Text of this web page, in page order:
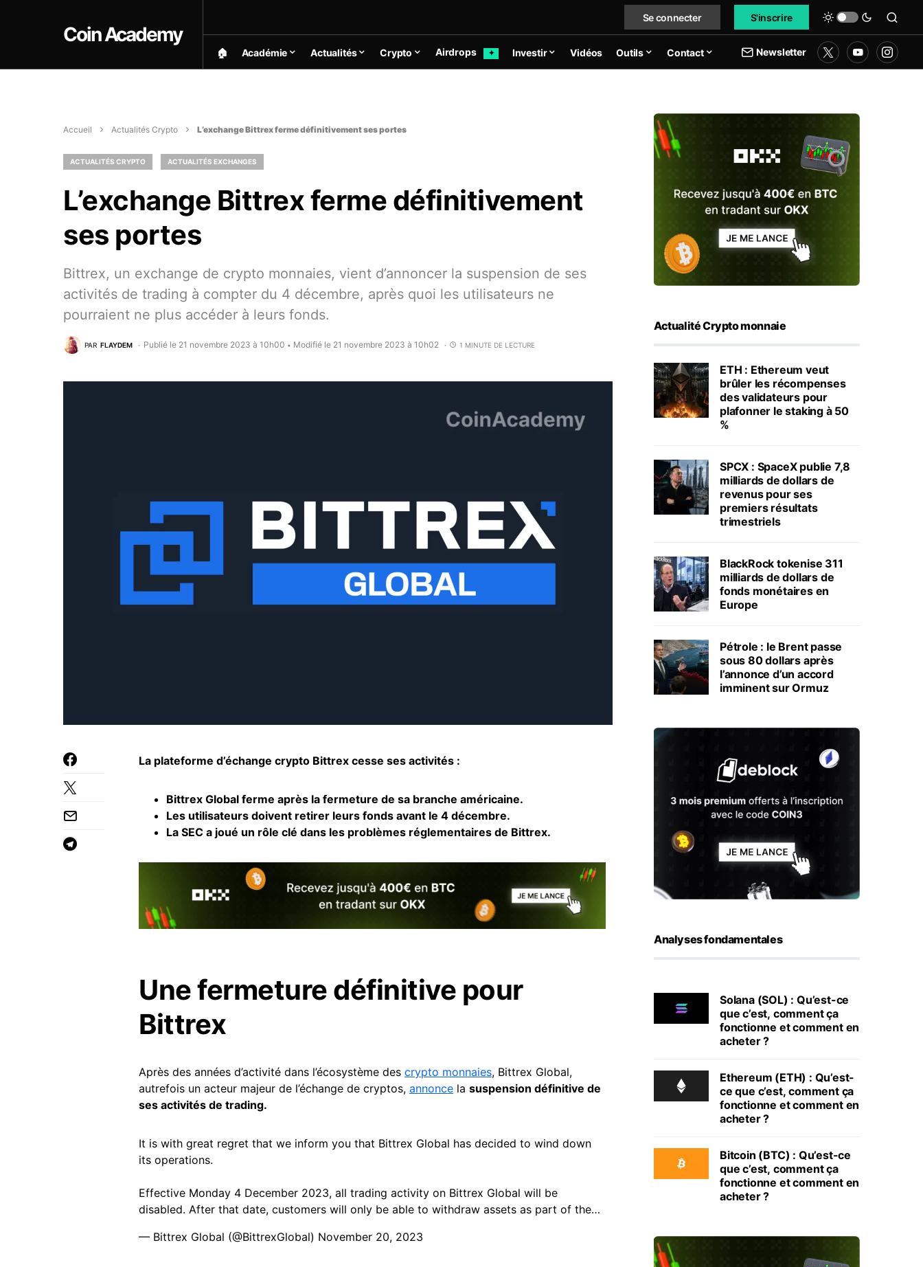
Coin Academy
Se connecter S'inscrire
🏠︎ Académie Actualités Crypto Airdrops ✦ Investir Vidéos Outils Contact Newsletter
Accueil Actualités Crypto L’exchange Bittrex ferme définitivement ses portes
ACTUALITÉS CRYPTO ACTUALITÉS EXCHANGES
L’exchange Bittrex ferme définitivement
ses portes
Bittrex, un exchange de crypto monnaies, vient d’annoncer la suspension de ses
activités de trading à compter du 4 décembre, après quoi les utilisateurs ne
pourraient ne plus accéder à leurs fonds.
PAR FLAYDEM Publié le 21 novembre 2023 à 10h00 • Modifié le 21 novembre 2023 à 10h02 1 MINUTE DE LECTURE
La plateforme d’échange crypto Bittrex cesse ses activités :
Bittrex Global ferme après la fermeture de sa branche américaine.
Les utilisateurs doivent retirer leurs fonds avant le 4 décembre.
La SEC a joué un rôle clé dans les problèmes réglementaires de Bittrex.
Une fermeture définitive pour
Bittrex
Après des années d’activité dans l’écosystème des crypto monnaies, Bittrex Global,
autrefois un acteur majeur de l’échange de cryptos, annonce la suspension définitive de
ses activités de trading.
It is with great regret that we inform you that Bittrex Global has decided to wind down
its operations.
Effective Monday 4 December 2023, all trading activity on Bittrex Global will be
disabled. After that date, customers will only be able to withdraw assets as part of the…
— Bittrex Global (@BittrexGlobal) November 20, 2023
Actualité Crypto monnaie
ETH : Ethereum veut
brûler les récompenses
des validateurs pour
plafonner le staking à 50
%
SPCX : SpaceX publie 7,8
milliards de dollars de
revenus pour ses
premiers résultats
trimestriels
BlackRock tokenise 311
milliards de dollars de
fonds monétaires en
Europe
Pétrole : le Brent passe
sous 80 dollars après
l’annonce d’un accord
imminent sur Ormuz
Analyses fondamentales
Solana (SOL) : Qu’est-ce
que c’est, comment ça
fonctionne et comment en
acheter ?
Ethereum (ETH) : Qu’est-
ce que c’est, comment ça
fonctionne et comment en
acheter ?
Bitcoin (BTC) : Qu’est-ce
que c’est, comment ça
fonctionne et comment en
acheter ?